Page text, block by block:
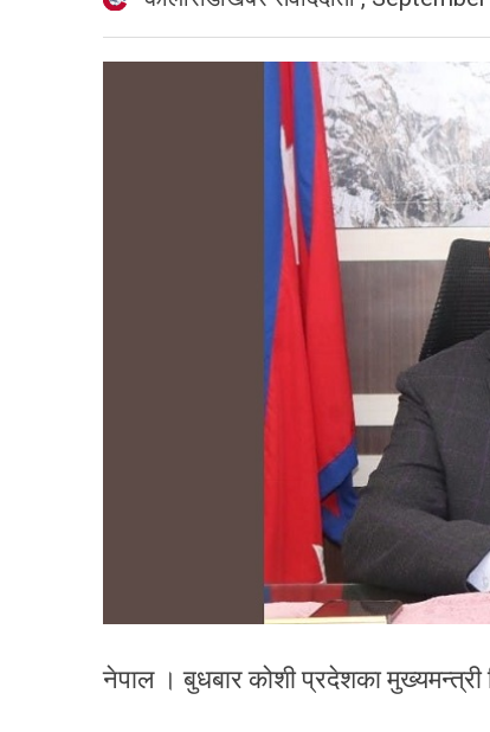
नेपाल । बुधबार कोशी प्रदेशका